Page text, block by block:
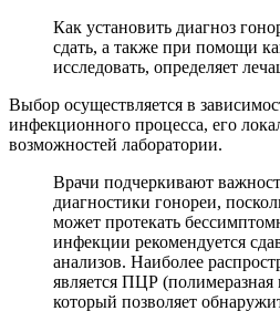
Как установить диагноз
сдать, а также при помощи
исследовать, определяет
Выбор осуществляется в
инфекционного процесса, его
возможностей лаборатории.
Врачи подчеркивают
диагностики гонореи,
может протекать
инфекции рекомендуется
анализов. Наиболее
является ПЦР (полимеразная
который позволяет